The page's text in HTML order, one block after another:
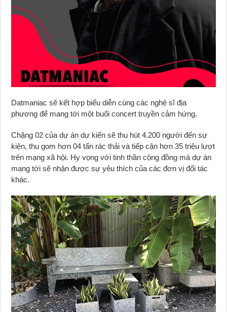
Datmaniac sẽ kết hợp biểu diễn cùng các nghệ sĩ địa
phương để mang tới một buổi concert truyền cảm hứng.
Chặng 02 của dự án dự kiến sẽ thu hút 4.200 người đến sự
kiện, thu gom hơn 04 tấn rác thải và tiếp cận hơn 35 triệu lượt
trên mạng xã hội. Hy vọng với tinh thần cộng đồng mà dự án
mang tới sẽ nhận được sự yêu thích của các đơn vị đối tác
khác.